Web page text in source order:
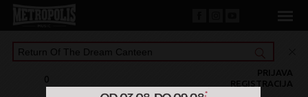
0 REGISTRACIJA
PRIJAVA